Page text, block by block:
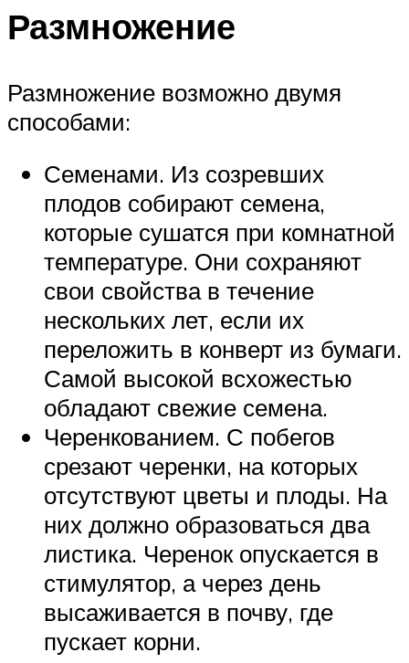
Размножение
Размножение возможно двумя
способами:
Семенами. Из созревших
плодов собирают семена,
которые сушатся при комнатной
температуре. Они сохраняют
свои свойства в течение
нескольких лет, если их
переложить в конверт из бумаги.
Самой высокой всхожестью
обладают свежие семена.
Черенкованием. С побегов
срезают черенки, на которых
отсутствуют цветы и плоды. На
них должно образоваться два
листика. Черенок опускается в
стимулятор, а через день
высаживается в почву, где
пускает корни.